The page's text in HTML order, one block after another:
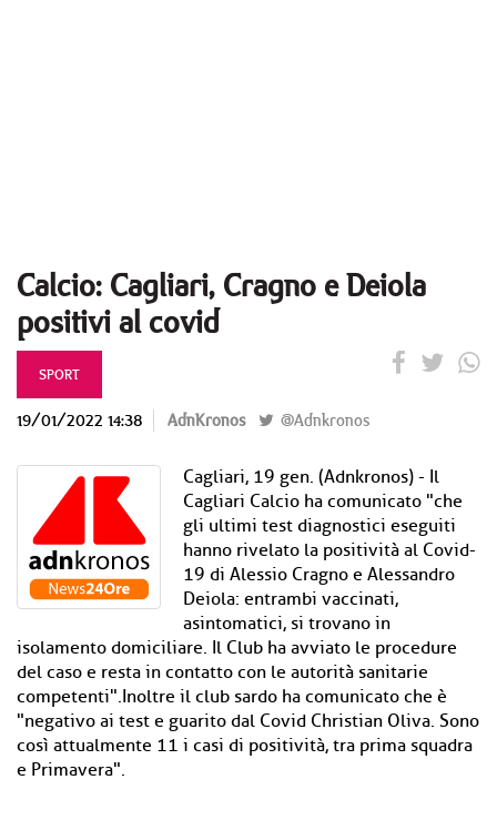
Calcio: Cagliari, Cragno e Deiola
positivi al covid
SPORT
19/01/2022 14:38 AdnKronos @Adnkronos
Cagliari, 19 gen. (Adnkronos) - Il
Cagliari Calcio ha comunicato "che
gli ultimi test diagnostici eseguiti
hanno rivelato la positività al Covid-
19 di Alessio Cragno e Alessandro
Deiola: entrambi vaccinati,
asintomatici, si trovano in
isolamento domiciliare. Il Club ha avviato le procedure
del caso e resta in contatto con le autorità sanitarie
competenti".Inoltre il club sardo ha comunicato che è
"negativo ai test e guarito dal Covid Christian Oliva. Sono
così attualmente 11 i casi di positività, tra prima squadra
e Primavera".